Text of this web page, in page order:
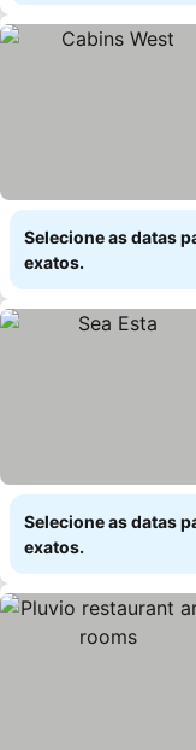
Selecione as datas
exatos.
Selecione as datas
exatos.